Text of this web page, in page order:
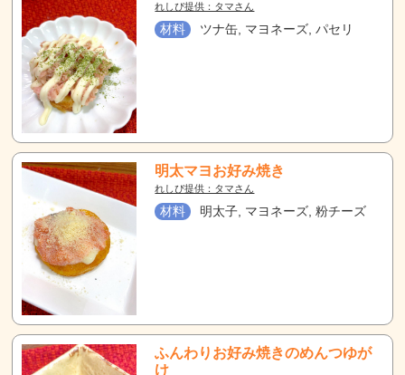
れしぴ提供：タマさん
材料 ツナ缶, マヨネーズ, パセリ
明太マヨお好み焼き
れしぴ提供：タマさん
材料 明太子, マヨネーズ, 粉チーズ
ふんわりお好み焼きのめんつゆが
け